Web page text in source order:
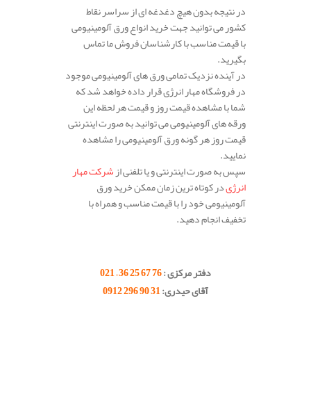
در نتیجه بدون هیچ دغدغه ای از سراسر نقاط
کشور می توانید جهت خرید انواع ورق آلومینیومی
با قیمت مناسب با کارشناسان فروش ما تماس
بگیرید.
در آینده نزدیک تمامی ورق های آلومینیومی موجود
در فروشگاه مهار انرژی قرار داده خواهد شد که
شما با مشاهده قیمت روز و قیمت هر لحظه این
ورقه های آلومینیومی می توانید به صورت اینترنتی
قیمت روز هر گونه ورق آلومینیومی را مشاهده
نمایید.
سپس به صورت اینترنتی و یا تلفنی ازشرکت مهار
انرژیدر کوتاه ترین زمان ممکن خرید ورق
آلومینیومی خود را با قیمت مناسب و همراه با
تخفیف انجام دهید.
دفتر مرکزی :76 67 25 36 – 021
آقای حیدری:31 90 296 0912